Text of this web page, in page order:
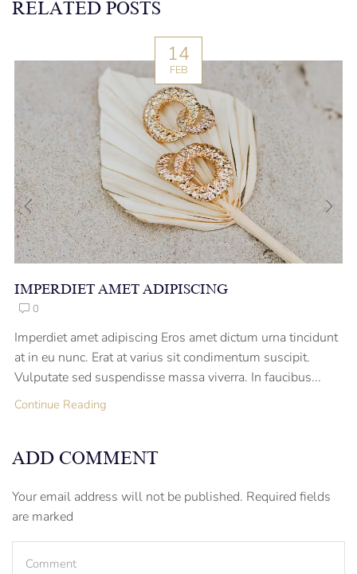
RELATED POSTS
14
FEB
IMPERDIET AMET ADIPISCING
0
Imperdiet amet adipiscing Eros amet dictum urna tincidunt
at in eu nunc. Erat at varius sit condimentum suscipit.
Vulputate sed suspendisse massa viverra. In faucibus...
Continue Reading
ADD COMMENT
Your email address will not be published. Required fields
are marked